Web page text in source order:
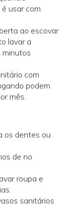
usar com
ao escovar
lavar a
minutos
com
podem
mês.
os dentes ou
de no
roupa e
sanitários